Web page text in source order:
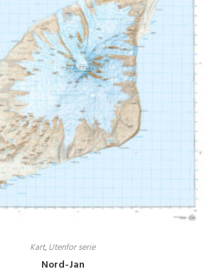
Kart, Utenfor serie
Nord-Jan